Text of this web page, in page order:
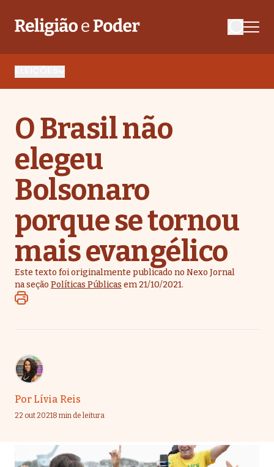
O Brasil não
elegeu
Bolsonaro
porque se tornou
mais evangélico
Este texto foi originalmente publicado no Nexo Jornal
na seção Políticas Públicas em 21/10/2021.
Por Lívia Reis
22 out 20218 min de leitura